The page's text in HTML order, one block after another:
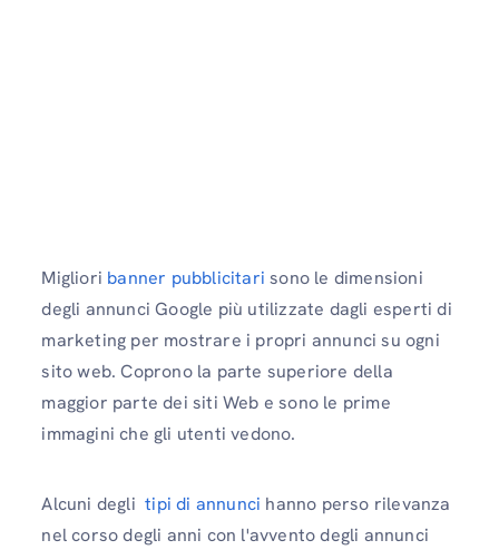
Migliori banner pubblicitari sono le dimensioni
degli annunci Google più utilizzate dagli esperti di
marketing per mostrare i propri annunci su ogni
sito web. Coprono la parte superiore della
maggior parte dei siti Web e sono le prime
immagini che gli utenti vedono.
Alcuni deglitipi di annunci hanno perso rilevanza
nel corso degli anni con l'avvento degli annunci